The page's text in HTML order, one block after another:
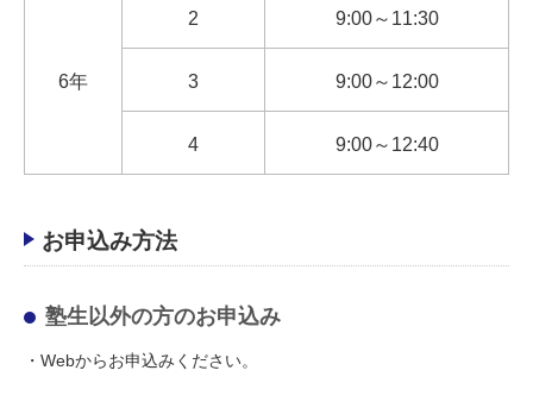
6年
2 9:00～11:30
3 9:00～12:00
4 9:00～12:40
お申込み方法
塾生以外の方のお申込み
・Webからお申込みください。